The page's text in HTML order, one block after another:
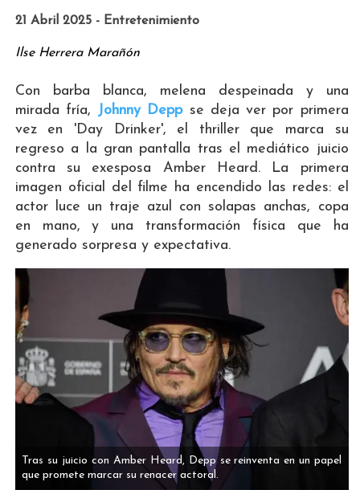
21 Abril 2025 - Entretenimiento
Ilse Herrera Marañón
Con barba blanca, melena despeinada y una
mirada fría,
Johnny Deppse deja ver por primera
vez en 'Day Drinker', el thriller que marca su
regreso a la gran pantalla tras el mediático juicio
contra su exesposa Amber Heard. La primera
imagen oficial del filme ha encendido las redes: el
actor luce un traje azul con solapas anchas, copa
en mano, y una transformación física que ha
generado sorpresa y expectativa.
Tras su juicio con Amber Heard, Depp se reinventa en un papel
que promete marcar su renacer actoral.